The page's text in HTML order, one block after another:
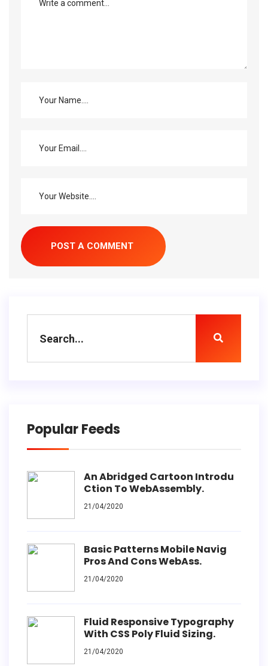
Popular Feeds
An Abridged Cartoon Introdu
Ction To WebAssembly.
21/04/2020
Basic Patterns Mobile Navig
Pros And Cons WebAss.
21/04/2020
Fluid Responsive Typography
With CSS Poly Fluid Sizing.
21/04/2020